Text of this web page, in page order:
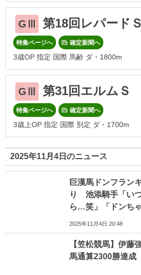
GⅢ 第18回レパードＳ
特集ページへ 確定新聞へ
3歳OP 指定 国際 馬齢 ダ・1800m
GⅢ 第31回エルムＳ
特集ページへ 確定新聞へ
3歳上OP 指定 国際 別定 ダ・1700m
2025年11月4日のニュース
巨漢馬ドンフラン
り 池添騎手「い
ら…笑」「ドンち
2025年11月4日 20:48
【笠松競馬】伊
馬通算2300勝達成